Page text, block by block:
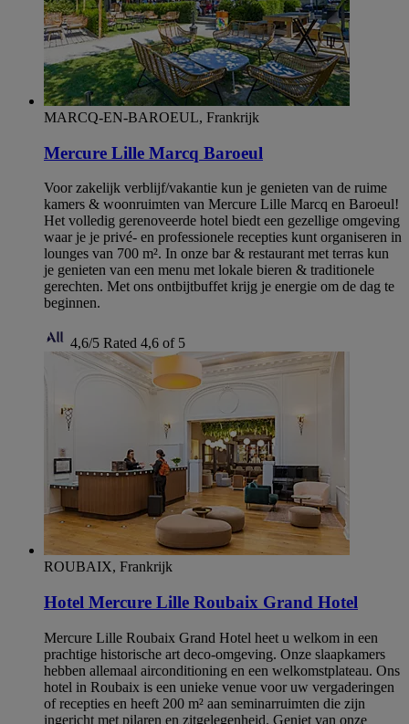
MARCQ-EN-BAROEUL, Frankrijk
Mercure Lille Marcq Baroeul
Voor zakelijk verblijf/vakantie kun je genieten van de ruime
kamers & woonruimten van Mercure Lille Marcq en Baroeul!
Het volledig gerenoveerde hotel biedt een gezellige omgeving
waar je je privé- en professionele recepties kunt organiseren in
lounges van 700 m². In onze bar & restaurant met terras kun
je genieten van een menu met lokale bieren & traditionele
gerechten. Met ons ontbijtbuffet krijg je energie om de dag te
beginnen.
4,6/5 Rated 4,6 of 5
ROUBAIX, Frankrijk
Hotel Mercure Lille Roubaix Grand Hotel
Mercure Lille Roubaix Grand Hotel heet u welkom in een
prachtige historische art deco-omgeving. Onze slaapkamers
hebben allemaal airconditioning en een welkomstplateau. Ons
hotel in Roubaix is een unieke venue voor uw vergaderingen
of recepties en heeft 200 m² aan seminarruimten die zijn
ingericht met pilaren en zitgelegenheid. Geniet van onze